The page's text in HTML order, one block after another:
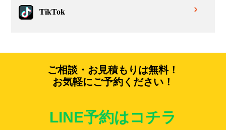
TikTok
ご相談・お見積もりは無料！
お気軽にご予約ください！
LINE予約はコチラ